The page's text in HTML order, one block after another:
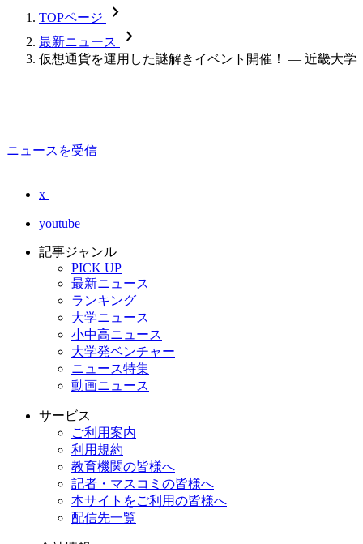
TOPページ chevron_forward
最新ニュース chevron_forward
仮想通貨を運用した謎解きイベント開催！ — 近畿大学
ニュースを受信
x
youtube
記事ジャンル
PICK UP
最新ニュース
ランキング
大学ニュース
小中高ニュース
大学発ベンチャー
ニュース特集
動画ニュース
サービス
ご利用案内
利用規約
教育機関の皆様へ
記者・マスコミの皆様へ
本サイトをご利用の皆様へ
配信先一覧